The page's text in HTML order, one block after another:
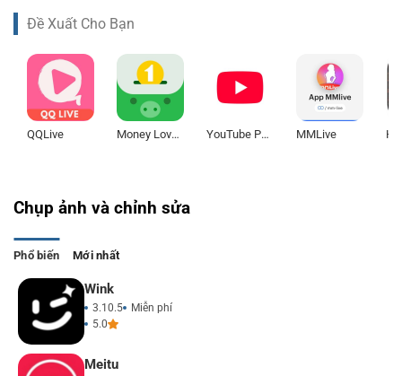
Đề Xuất Cho Bạn
QQLive Money Lover YouTube Premium MMLive
Chụp ảnh và chỉnh sửa
Phổ biến Mới nhất
Wink
3.10.5
Miễn phí
5.0
Meitu